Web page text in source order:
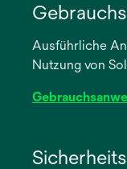
Ausführliche
Nutzung von